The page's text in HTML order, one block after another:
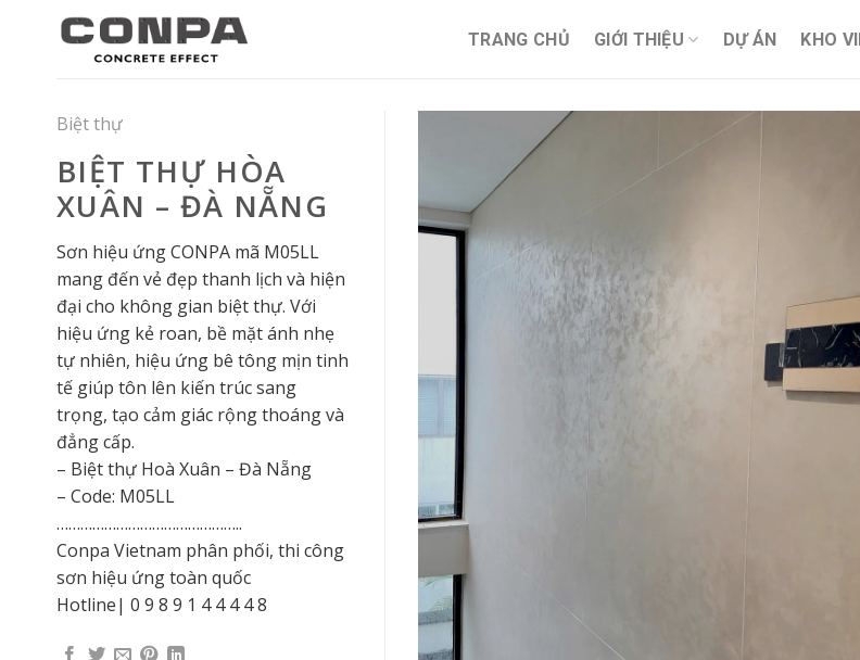
TRANG CHỦ GIỚI THIỆU DỰ ÁN KHO
Biệt thự
BIỆT THỰ HÒA
XUÂN – ĐÀ NẴNG
Sơn hiệu ứng CONPA mã M05LL
mang đến vẻ đẹp thanh lịch và hiện
đại cho không gian biệt thự. Với
hiệu ứng kẻ roan, bề mặt ánh nhẹ
tự nhiên, hiệu ứng bê tông mịn tinh
tế giúp tôn lên kiến trúc sang
trọng, tạo cảm giác rộng thoáng và
đẳng cấp.
– Biệt thự Hoà Xuân – Đà Nẵng
– Code: M05LL
………………………………………..
Conpa Vietnam phân phối, thi công
sơn hiệu ứng toàn quốc
Hotline| 0 9 8 9 1 4 4 4 4 8